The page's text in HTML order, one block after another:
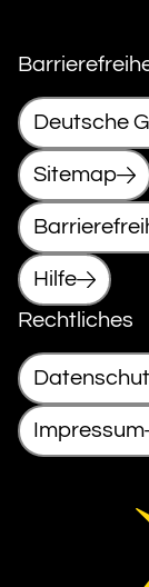
Deutsche
Sitemap
Hilfe
Rechtliches
Impressum